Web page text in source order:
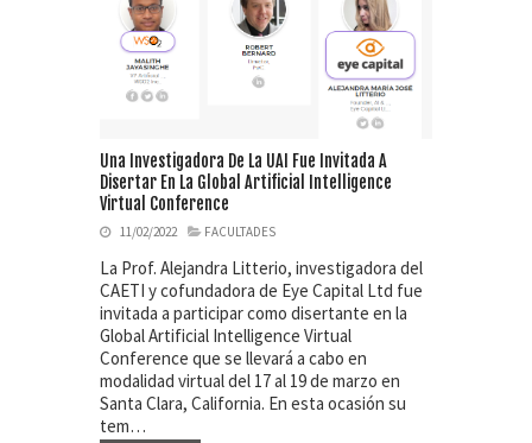
Una Investigadora De La UAI Fue Invitada A
Disertar En La Global Artificial Intelligence
Virtual Conference
11/02/2022 FACULTADES
La Prof. Alejandra Litterio, investigadora del
CAETI y cofundadora de Eye Capital Ltd fue
invitada a participar como disertante en la
Global Artificial Intelligence Virtual
Conference que se llevará a cabo en
modalidad virtual del 17 al 19 de marzo en
Santa Clara, California. En esta ocasión su
tem…